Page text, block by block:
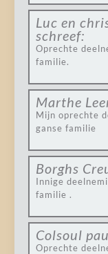
Luc en
schreef:
Oprechte
familie.
Marthe
Mijn oprechte
ganse familie
Borghs
Innige
familie .
Colsoul
Oprechte